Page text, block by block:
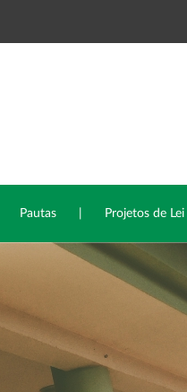
Pautas Projetos de Lei